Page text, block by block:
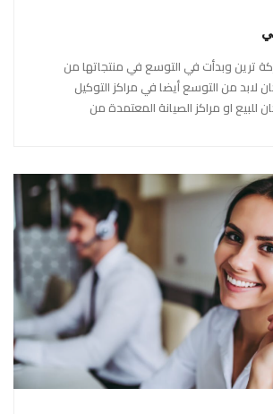
ترين وبدأت في التوسع في منتجاتها من
لابد من التوسع أيضا في مراكز التوكيل
للبيع او مراكز الصيانة المعتمدة من